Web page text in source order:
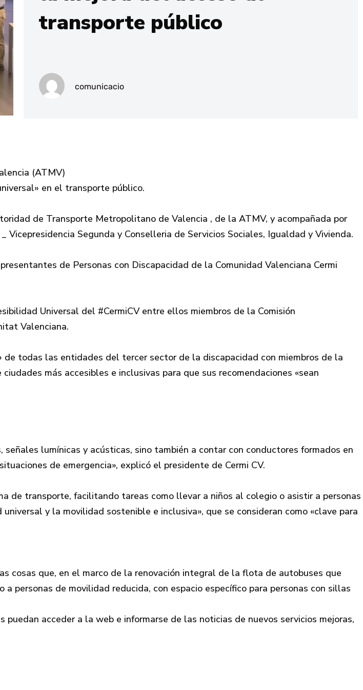
transporte público
comunicacio
(ATMV)
en el transporte público.
de Transporte Metropolitano de Valencia , de la ATMV, y acompañada por
Segunda y Conselleria de Servicios Sociales, Igualdad y Vivienda.
de Personas con Discapacidad de la Comunidad Valenciana Cermi
Universal del #CermiCV entre ellos miembros de la Comisión
Valenciana.
de todas las entidades del tercer sector de la discapacidad con miembros de la
más accesibles e inclusivas para que sus recomendaciones «sean
lumínicas y acústicas, sino también a contar con conductores formados en
de emergencia», explicó el presidente de Cermi CV.
de transporte, facilitando tareas como llevar a niños al colegio o asistir a personas
y la movilidad sostenible e inclusiva», que se consideran como «clave para
cosas que, en el marco de la renovación integral de la flota de autobuses que
personas de movilidad reducida, con espacio específico para personas con sillas
acceder a la web e informarse de las noticias de nuevos servicios mejoras,